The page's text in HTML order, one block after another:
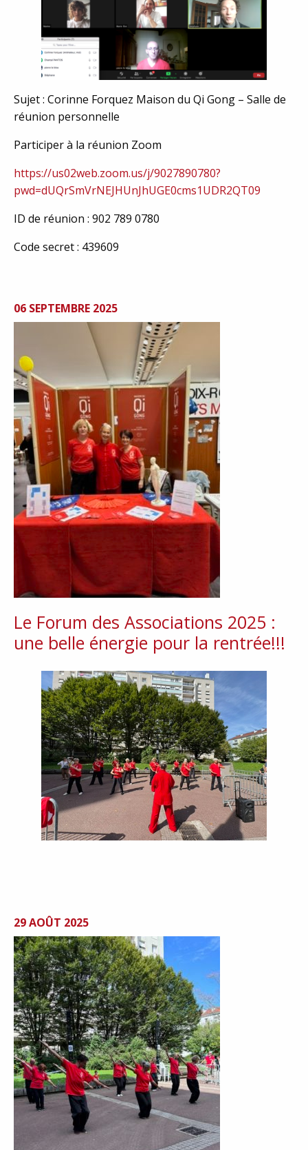
Sujet : Corinne Forquez Maison du Qi Gong – Salle de
réunion personnelle
Participer à la réunion Zoom
https://us02web.zoom.us/j/9027890780?
pwd=dUQrSmVrNEJHUnJhUGE0cms1UDR2QT09
ID de réunion : 902 789 0780
Code secret : 439609
06 SEPTEMBRE 2025
Le Forum des Associations 2025 :
une belle énergie pour la rentrée!!!
29 AOÛT 2025